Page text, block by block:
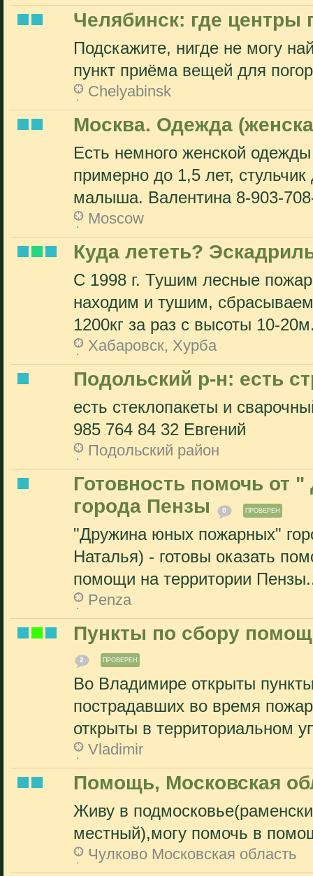
Челябинск: где
Подскажите, нигде не могу
пункт приёма вещей для
Chelyabinsk
Москва. Одежда
Есть немного женской
примерно до 1,5 лет,
малыша. Валентина 8-903-
Moscow
Куда лететь?
С 1998 г. Тушим лесные
находим и тушим,
1200кг за раз с высоты 10-
Хабаровск, Хурба
Подольский р-н: есть
есть стеклопакеты и
985 764 84 32 Евгений
Подольский район
Готовность помочь
города Пензы
0 ПРОВЕРЕН
"Дружина юных пожарных"
Наталья) - готовы оказать
помощи на территории
Penza
Пункты по сбору
2 ПРОВЕРЕН
Во Владимире открыты
пострадавших во время
открыты в территориальном
Vladimir
Помощь, Московская
Живу в
местный),могу помочь в
Чулково Московская область